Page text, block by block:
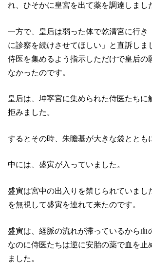
れ、ひそかに皇宮を出て薬を調達しまし
一方で、皇后は弱った体で乾清宮に行き
に診察を続けさせてほしい」と直訴しま
侍医を集めるよう指示しただけで皇后の
なかったのです。
皇后は、坤寧宮に集められた侍医たちに
拒みました。
するとその時、朱瞻基が大きな袋ととも
中には、盛寅が入っていました。
盛寅は宮中の出入りを禁じられていまし
を無視して盛寅を連れて来たのです。
盛寅は、経脈の流れが滞っているから血
なのに侍医たちは逆に安胎の薬で血を止
ました。